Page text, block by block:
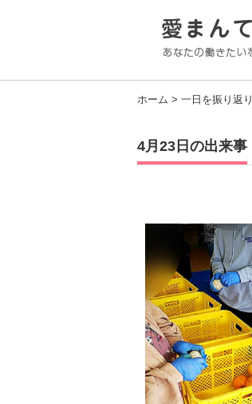
ホーム > 一日を振り返り
4月23日の出来事